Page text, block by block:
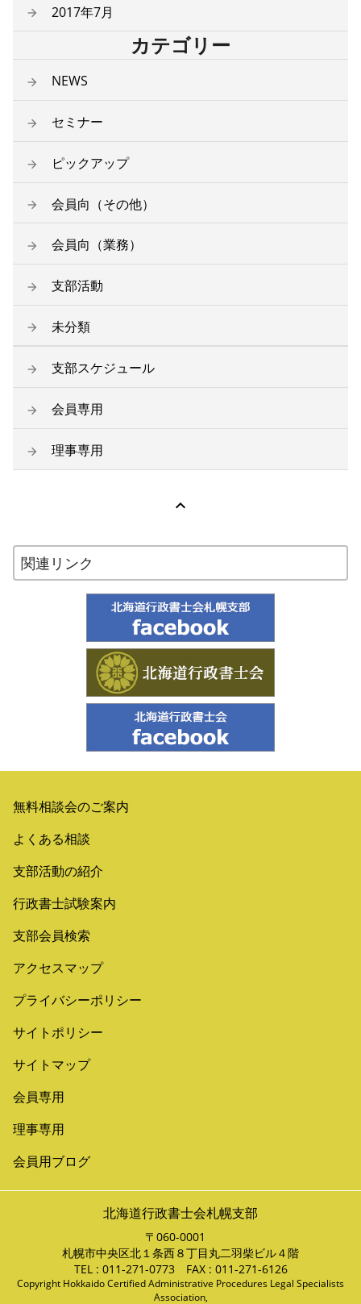
2017年7月
カテゴリー
NEWS
セミナー
ピックアップ
会員向（その他）
会員向（業務）
支部活動
未分類
支部スケジュール
会員専用
理事専用

関連リンク
無料相談会のご案内
よくある相談
支部活動の紹介
行政書士試験案内
支部会員検索
アクセスマップ
プライバシーポリシー
サイトポリシー
サイトマップ
会員専用
理事専用
会員用ブログ
北海道行政書士会札幌支部
〒060-0001
札幌市中央区北１条西８丁目丸二羽柴ビル４階
TEL : 011-271-0773 FAX : 011-271-6126
Copyright Hokkaido Certified Administrative Procedures Legal Specialists
Association,